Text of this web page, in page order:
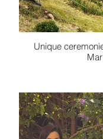
Unique
Mar